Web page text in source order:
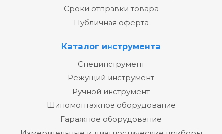
Сроки отправки товара
Публичная оферта
Каталог инструмента
Специнструмент
Режущий инструмент
Ручной инструмент
Шиномонтажное оборудование
Гаражное оборудование